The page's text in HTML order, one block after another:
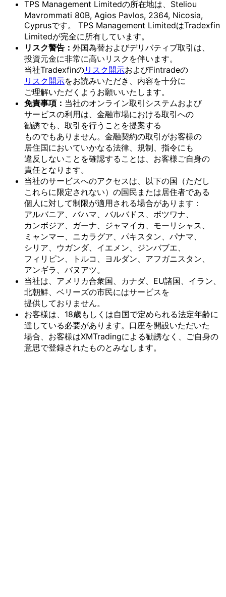
TPS Management Limitedの所在地は、 Steliou
Mavrommati 80B, Agios Pavlos, 2364, Nicosia,
Cyprusです。
TPS Management LimitedはTradexfin
Limitedが完全に所有しています。
リスク警告： 外国為替およびデリバティブ取引は、
投資元金に非常に高いリスクを伴います。
当社Tradexfinのリスク開示およびFintradeの
リスク開示をお読みいただき、 内容を十分に
ご理解いただく よう お願いいたします。
免責事項： 当社のオンライン取引システムおよび
サービスの利用は、 金融市場における取引への
勧誘でも、 取引を行う ことを提案する
ものでもありません。 金融契約の取引がお客様の
居住国においていかなる法律、 規制、 指令にも
違反しないことを確認する ことは、 お客様ご自身の
責任と なります。
当社のサービスへのアクセスは、 以下の国 （ただし
これらに限定されない）の国民または居住者である
個人に対して制限が適用される場合があります：
アルバニア、 バハマ、 バルバドス、 ボツワナ、
カンボジア、 ガーナ、 ジャマイカ、 モーリシャス、
ミャンマー、 ニカラグア、 パキスタン、 パナマ、
シリア、 ウガンダ、 イエメン、 ジンバブエ、
フィリピン、
トルコ、 ヨルダン、 アフガニスタン、
アンギラ、 バヌアツ。
当社は、 アメリカ合衆国、 カナダ、 EU諸国、 イラン、
北朝鮮、 ベリーズの市民にはサービスを
提供しておりません。
お客様は、 18歳も しくは自国で定められる法定年齢に
達している必要があります。 口座を開設いただいた
場合、 お客様はXMTradingによる勧誘なく、 ご自身の
意思で登録された ものとみなします。